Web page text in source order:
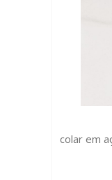
colar em